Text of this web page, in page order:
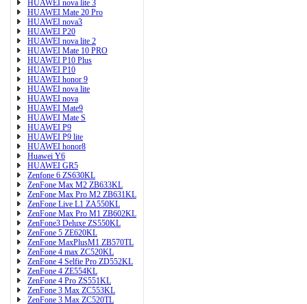
HUAWEI nova lite 3
HUAWEI Mate 20 Pro
HUAWEI nova3
HUAWEI P20
HUAWEI nova lite 2
HUAWEI Mate 10 PRO
HUAWEI P10 Plus
HUAWEI P10
HUAWEI honor 9
HUAWEI nova lite
HUAWEI nova
HUAWEI Mate9
HUAWEI Mate S
HUAWEI P9
HUAWEI P9 lite
HUAWEI honor8
Huawei Y6
HUAWEI GR5
Zenfone 6 ZS630KL
ZenFone Max M2 ZB633KL
ZenFone Max Pro M2 ZB631KL
ZenFone Live L1 ZA550KL
ZenFone Max Pro M1 ZB602KL
ZenFone3 Deluxe ZS550KL
ZenFone 5 ZE620KL
ZenFone MaxPlusM1 ZB570TL
ZenFone 4 max ZC520KL
ZenFone 4 Selfie Pro ZD552KL
ZenFone 4 ZE554KL
ZenFone 4 Pro ZS551KL
ZenFone 3 Max ZC553KL
ZenFone 3 Max ZC520TL